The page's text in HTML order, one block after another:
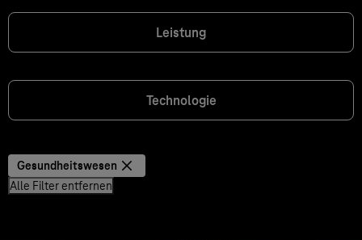
Leistung
Technologie
Gesundheitswesen
Alle Filter entfernen